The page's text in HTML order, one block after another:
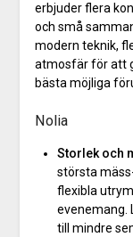
erbjuder flera
och små
modern teknik,
atmosfär för att
bästa möjliga
Nolia
Storlek och
största
flexibla
evenemang.
till mindre